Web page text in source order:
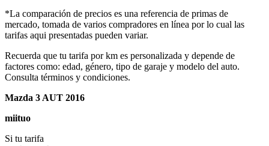
*La comparación de precios es una referencia de primas de
mercado, tomada de varios compradores en línea por lo cual las
tarifas aqui presentadas pueden variar.
Recuerda que tu tarifa por km es personalizada y depende de
factores como: edad, género, tipo de garaje y modelo del auto.
Consulta términos y condiciones.
Mazda 3 AUT 2016
miituo
Si tu tarifa